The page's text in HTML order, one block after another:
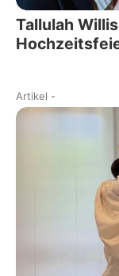
Tallulah
Artikel -